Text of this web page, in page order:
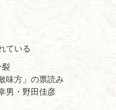
ている
裂
味方」の票読み
男・野田佳彦